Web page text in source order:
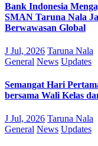
Bank Indonesia
SMAN Taruna Nala
Berwawasan Global
J Jul, 2026 Taruna Nala
General News Updates
Semangat Hari
bersama Wali Kelas
J Jul, 2026 Taruna Nala
General News Updates